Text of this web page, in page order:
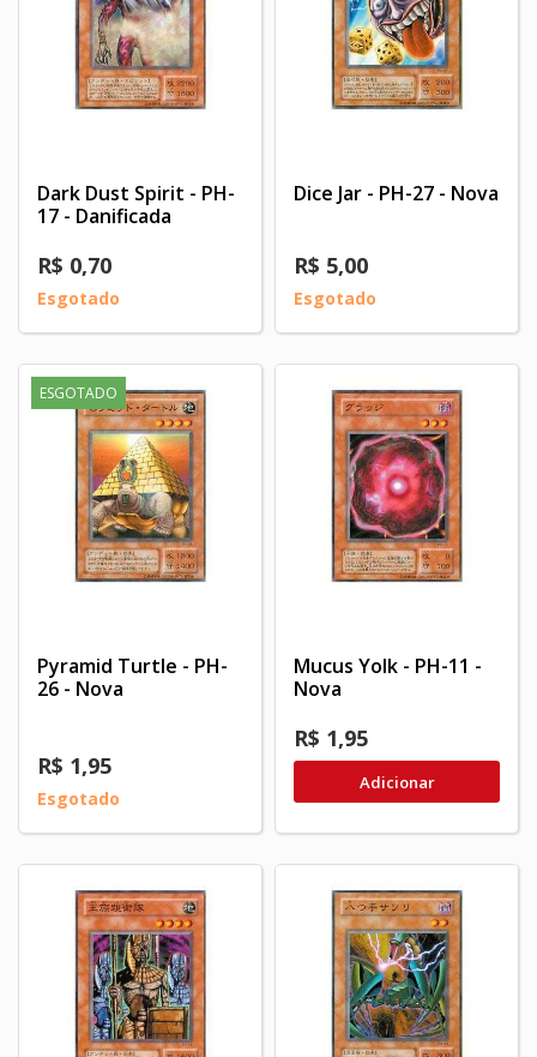
Dark Dust Spirit - PH-
17 - Danificada
R$ 0,70
Esgotado
Dice Jar - PH-27 - Nova
R$ 5,00
Esgotado
ESGOTADO
Pyramid Turtle - PH-
26 - Nova
R$ 1,95
Esgotado
Mucus Yolk - PH-11 -
Nova
R$ 1,95
Adicionar